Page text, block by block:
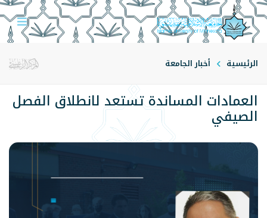
الرئيسية أخبار الجامعة
العمادات المساندة تستعد لانطلاق الفصل
الصيفي